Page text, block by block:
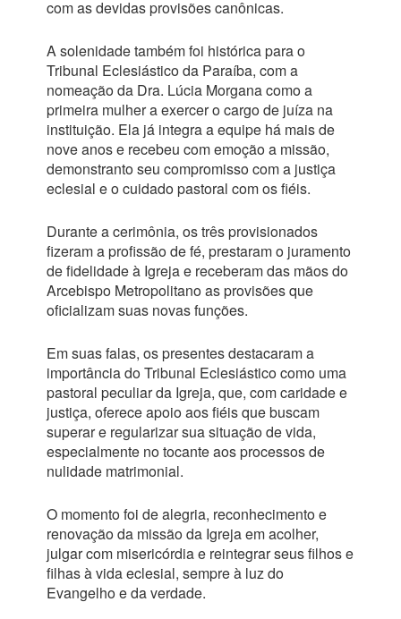
com as devidas provisões canônicas.
A solenidade também foi histórica para o
Tribunal Eclesiástico da Paraíba, com a
nomeação da Dra. Lúcia Morgana como a
primeira mulher a exercer o cargo de juíza na
instituição. Ela já integra a equipe há mais de
nove anos e recebeu com emoção a missão,
demonstranto seu compromisso com a justiça
eclesial e o cuidado pastoral com os fiéis.
Durante a cerimônia, os três provisionados
fizeram a profissão de fé, prestaram o juramento
de fidelidade à Igreja e receberam das mãos do
Arcebispo Metropolitano as provisões que
oficializam suas novas funções.
Em suas falas, os presentes destacaram a
importância do Tribunal Eclesiástico como uma
pastoral peculiar da Igreja, que, com caridade e
justiça, oferece apoio aos fiéis que buscam
superar e regularizar sua situação de vida,
especialmente no tocante aos processos de
nulidade matrimonial.
O momento foi de alegria, reconhecimento e
renovação da missão da Igreja em acolher,
julgar com misericórdia e reintegrar seus filhos e
filhas à vida eclesial, sempre à luz do
Evangelho e da verdade.